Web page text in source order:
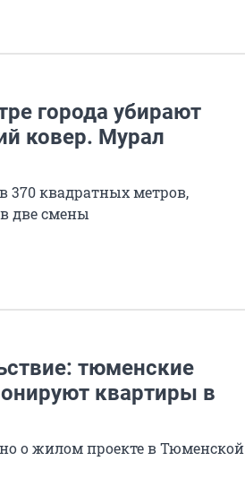
города убирают
ковер. Мурал
370 квадратных метров,
две смены
тюменские
квартиры в
о жилом проекте в Тюменской